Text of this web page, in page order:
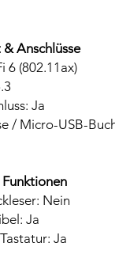
Anschlüsse
6 (802.11ax)
Ja
/ Micro-USB-
Nein
Ja
Ja